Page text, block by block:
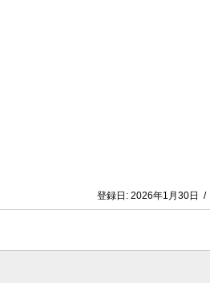
登録日: 2026年1月30日 /